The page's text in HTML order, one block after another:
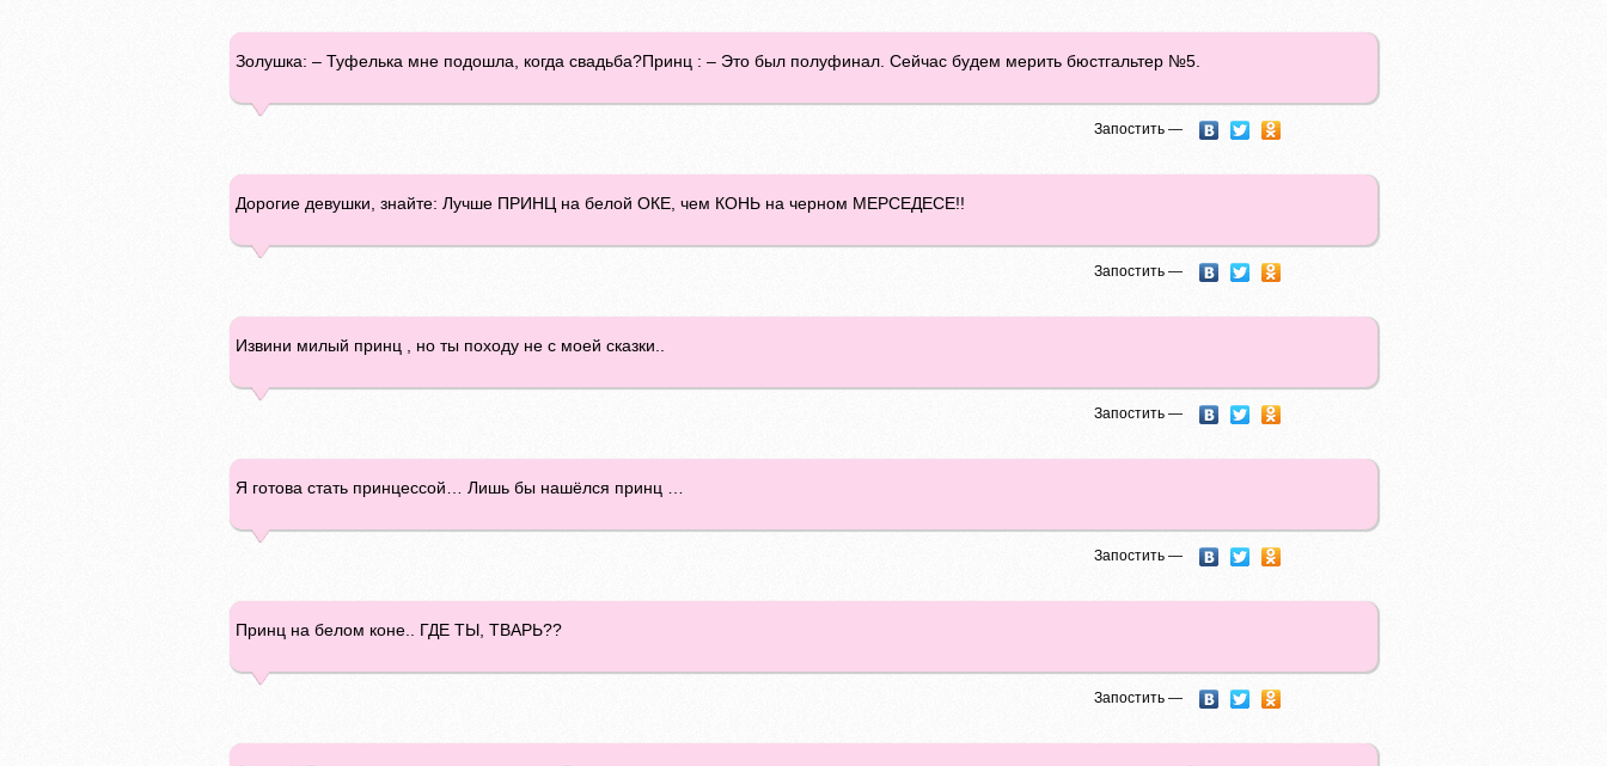
Золушка: – Туфелька мне подошла, когда свадьба?Принц : – Это был полуфинал. Сейчас будем мерить бюстгальтер №5.
Запостить —
Дорогие девушки, знайте: Лучше ПРИНЦ на белой ОКЕ, чем КОНЬ на черном МЕРСЕДЕСЕ!!
Запостить —
Извини милый принц , но ты походу не с моей сказки..
Запостить —
Я готова стать принцессой… Лишь бы нашёлся принц …
Запостить —
Принц на белом коне.. ГДЕ ТЫ, ТВАРЬ??
Запостить —